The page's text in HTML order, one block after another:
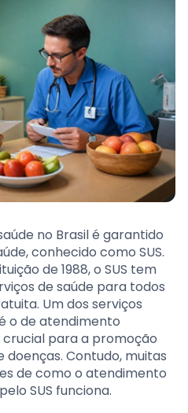
no Brasil é garantido
conhecido como SUS.
de 1988, o SUS tem
de saúde para todos
Um dos serviços
o de atendimento
para a promoção
Contudo, muitas
de como o atendimento
SUS funciona.